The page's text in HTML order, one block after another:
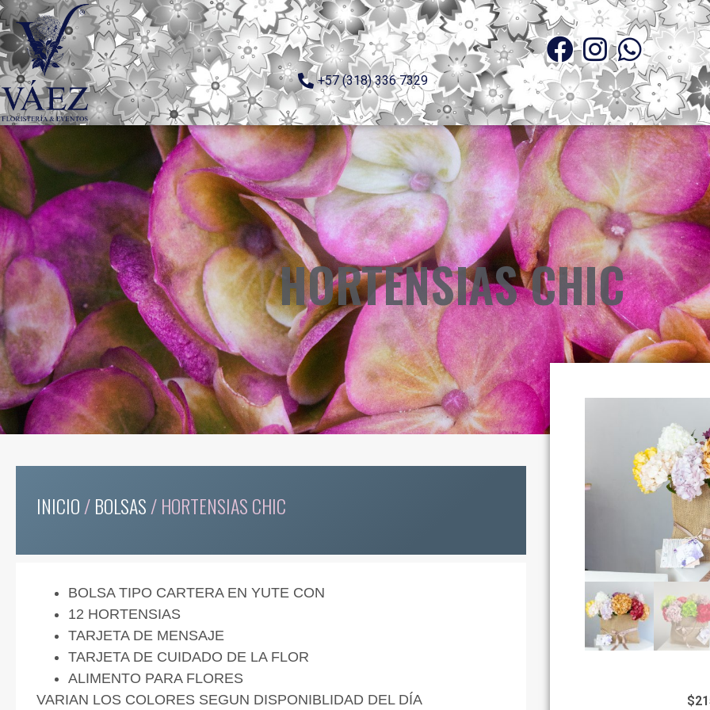
+57 (318) 336 7329
HORTENSIAS CHIC
INICIO/BOLSAS/ HORTENSIAS CHIC
BOLSA TIPO CARTERA EN YUTE CON
12 HORTENSIAS
TARJETA DE MENSAJE
TARJETA DE CUIDADO DE LA FLOR
ALIMENTO PARA FLORES
VARIAN LOS COLORES SEGUN DISPONIBLIDAD DEL DÍA
$